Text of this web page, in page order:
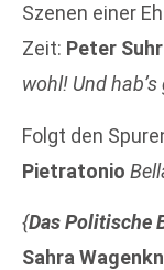
Szenen einer
Zeit: Peter
wohl! Und
Folgt den
Pietratonio
{Das Politische
Sahra